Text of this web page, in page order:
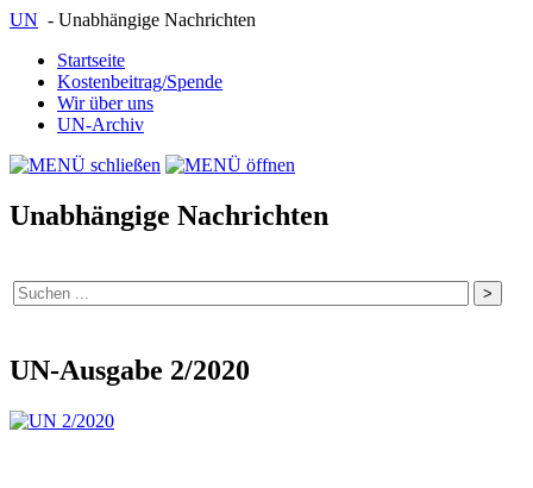
UN - Unabhängige Nachrichten
Startseite
Kostenbeitrag/Spende
Wir über uns
UN-Archiv
Unabhängige Nachrichten
UN-Ausgabe 2/2020